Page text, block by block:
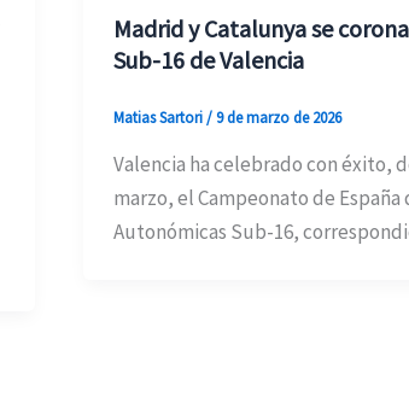
Madrid y Catalunya se
Sub-16 de Valencia
Matias Sartori/9 de marzo de 2026
Valencia ha celebrado con éxito,
marzo, el Campeonato de España
Autonómicas Sub-16,